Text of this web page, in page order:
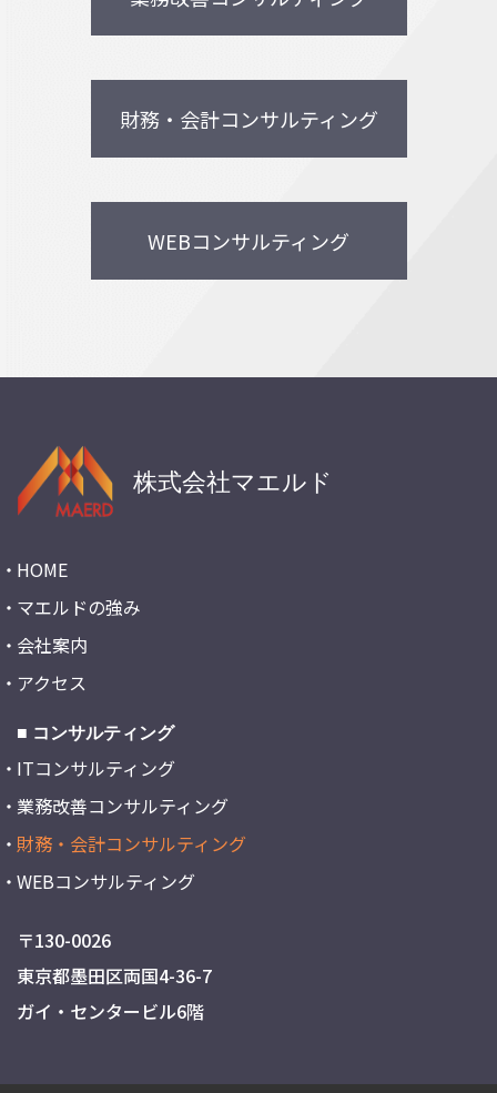
財務・会計コンサルティング
WEBコンサルティング
株式会社マエルド
HOME
マエルドの強み
会社案内
アクセス
■ コンサルティング
ITコンサルティング
業務改善コンサルティング
財務・会計コンサルティング
WEBコンサルティング
〒130-0026
東京都墨田区両国4-36-7
ガイ・センタービル6階